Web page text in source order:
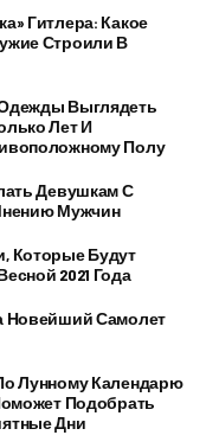
Гитлера: Какое
Строили В
Выглядеть
Лет И
Полу
Девушкам С
Мужчин
Которые Будут
2021 Года
Новейший Самолет
Лунному Календарю
Подобрать
Дни